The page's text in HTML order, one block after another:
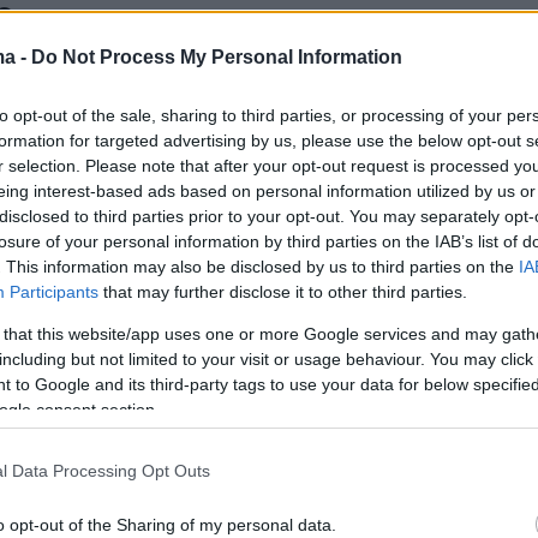
- Do Not Process My Personal Information
opt-out of the sale, sharing to third parties, or processing of your
for targeted advertising by us, please use the below opt-out
selection. Please note that after your opt-out request is processed
interest-based ads based on personal information utilized by us
to third parties prior to your opt-out. You may separately
of your personal information by third parties on the IAB’s list of
This information may also be disclosed by us to third parties on the
Participants that may further disclose it to other third parties.
that this website/app uses one or more Google services and may
but not limited to your visit or usage behaviour. You may
to Google and its third-party tags to use your data for below
consent section.
Data Processing Opt Outs
opt-out of the Sharing of my personal data.
με τον σκηνοθέτη για ενάμιση χρόνο, έως το 2013
Ελευθερίου έβαψε τα
κόκκινα
προχώρησε σε μια μεγάλη αλλαγή στην
εμφάνιση
18
Ελευθερίου ποζάρει με
στο Instagram
φωτογράφισης
20